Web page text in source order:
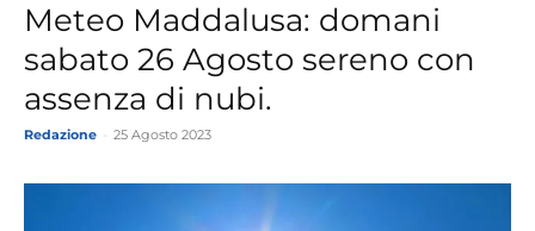
Meteo Maddalusa: domani
sabato 26 Agosto sereno con
assenza di nubi.
Redazione 25 Agosto 2023